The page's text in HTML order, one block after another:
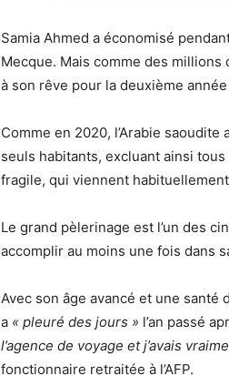
Samia Ahmed a économisé
Mecque. Mais comme des
à son rêve pour la deuxième
Comme en 2020, l’Arabie
seuls habitants, excluant ainsi
fragile, qui viennent
Le grand pèlerinage est l’un des
accomplir au moins une fois dans
Avec son âge avancé et une santé
a « pleuré des jours » l’an passé
l’agence de voyage et j’avais
fonctionnaire retraitée à l’AFP.